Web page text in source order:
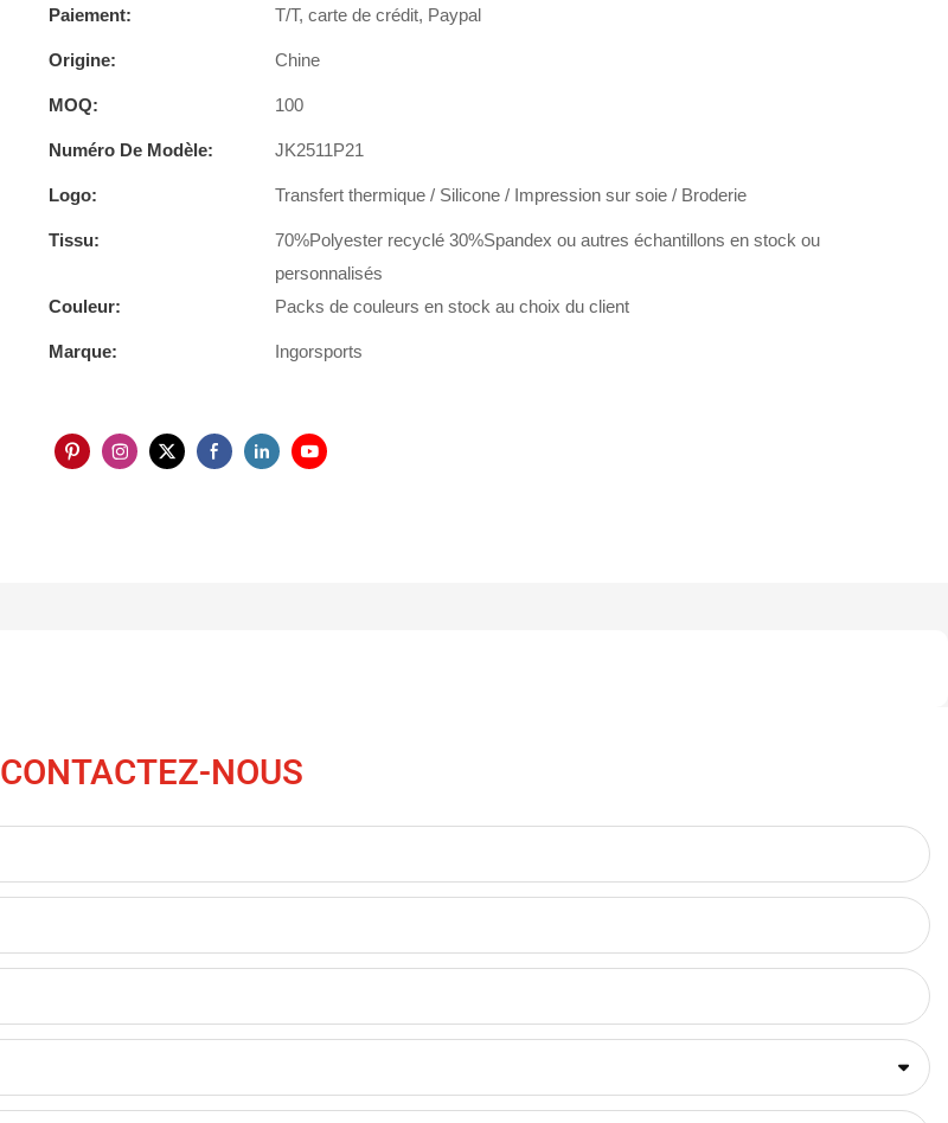
Paiement: T/T, carte de crédit, Paypal
Origine: Chine
MOQ: 100
Numéro De Modèle: JK2511P21
Logo: Transfert thermique / Silicone / Impression sur soie / Broderie
Tissu:
70%Polyester recyclé 30%Spandex ou autres échantillons en stock ou
personnalisés
Couleur:
Packs de couleurs en stock au choix du client
Marque: Ingorsports
CONTACTEZ-NOUS